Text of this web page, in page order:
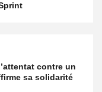
contre un
sa solidarité